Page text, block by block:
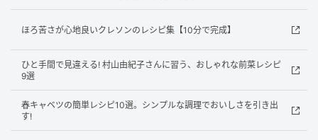
とにらの甘みが相まって、クセになる味わいに。卵そ
ぼろと一緒に詰めれば、さらに彩りよく仕上がる。
メイン材料／鶏ひき肉、にら、スペアミントなど
ほろ苦さが心地良いクレソンのレシピ集【10分で完成】
ひと手間で見違える! 村山由紀子さんに習う、おしゃれな前菜レシピ
9選
春キャベツの簡単レシピ10選。シンプルな調理でおいしさを引き出
す!